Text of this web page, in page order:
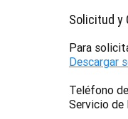
Solicitud y
Para
Descargar
Teléfono
Servicio de